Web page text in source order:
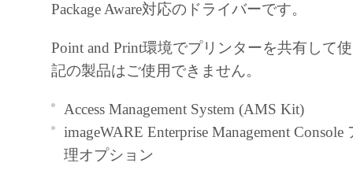
RIGHTS AND RESTRICTIONS
AGREEMENT BEFORE INSTALLING THE
ACCEPTANCE AS STATED BELOW OR
SOFTWARE, YOU AGREE TO BE BOUND
AND CONDITIONS OF THIS
Package Aware対応のドライバーです。
Point and Print環境でプリンターを共有して
記の製品はご使用できません。
Access Management System (AMS Kit)
imageWARE Enterprise Management
理オプション